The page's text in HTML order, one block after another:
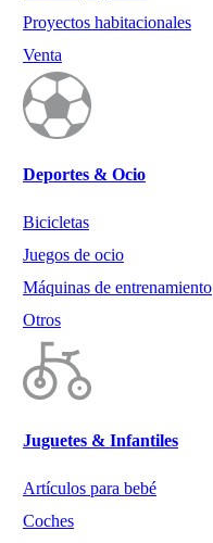
Proyectos habitacionales
Venta
Deportes & Ocio
Bicicletas
Juegos de ocio
Máquinas de entrenamiento
Otros
Juguetes & Infantiles
Artículos para bebé
Coches